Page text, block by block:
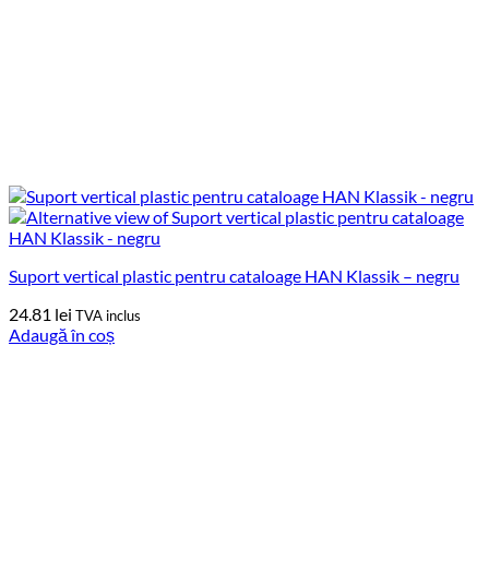
Suport vertical plastic pentru cataloage HAN Klassik – negru
24.81 lei TVA inclus
Adaugă în coș